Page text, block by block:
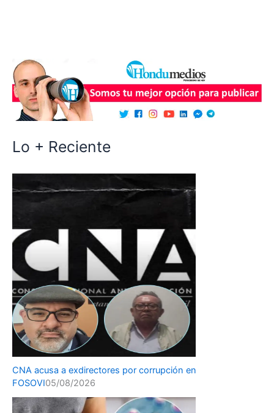
Lo + Reciente
CNA acusa a exdirectores por corrupción en
FOSOVI05/08/2026